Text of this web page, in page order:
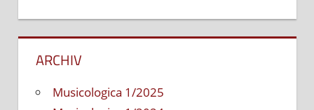
ARCHIV
Musicologica 1/2025